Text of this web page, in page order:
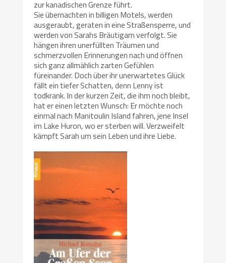
zur kanadischen Grenze führt.
Sie übernachten in billigen Motels, werden
ausgeraubt, geraten in eine Straßensperre, und
werden von Sarahs Bräutigam verfolgt. Sie
hängen ihren unerfüllten Träumen und
schmerzvollen Erinnerungen nach und öffnen
sich ganz allmählich zarten Gefühlen
füreinander. Doch über ihr unerwartetes Glück
fällt ein tiefer Schatten, denn Lenny ist
todkrank. In der kurzen Zeit, die ihm noch bleibt,
hat er einen letzten Wunsch: Er möchte noch
einmal nach Manitoulin Island fahren, jene Insel
im Lake Huron, wo er sterben will. Verzweifelt
kämpft Sarah um sein Leben und ihre Liebe.